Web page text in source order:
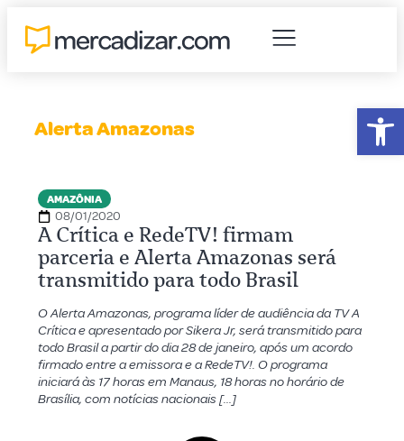
Alerta Amazonas
AMAZÔNIA
08/01/2020
A Crítica e RedeTV! firmam
parceria e Alerta Amazonas será
transmitido para todo Brasil
O Alerta Amazonas, programa líder de audiência da TV A
Crítica e apresentado por Sikera Jr, será transmitido para
todo Brasil a partir do dia 28 de janeiro, após um acordo
firmado entre a emissora e a RedeTV!. O programa
iniciará às 17 horas em Manaus, 18 horas no horário de
Brasília, com notícias nacionais […]